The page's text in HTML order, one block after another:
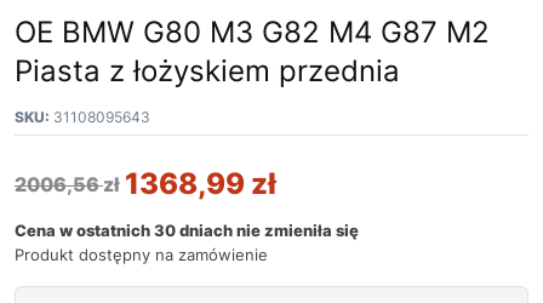
OE BMW G80 M3 G82 M4 G87 M2
Piasta z łożyskiem przednia
SKU: 31108095643
2006,56zł 1368,99 zł
Cena w ostatnich 30 dniach nie zmieniła się
Produkt dostępny na zamówienie